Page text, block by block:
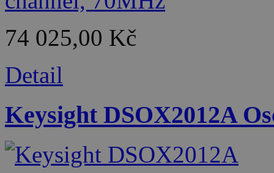
74 025,00 Kč
Detail
Keysight DSOX2012A